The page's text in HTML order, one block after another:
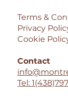
Terms &
Privacy
Cookie
Contact
Tel: